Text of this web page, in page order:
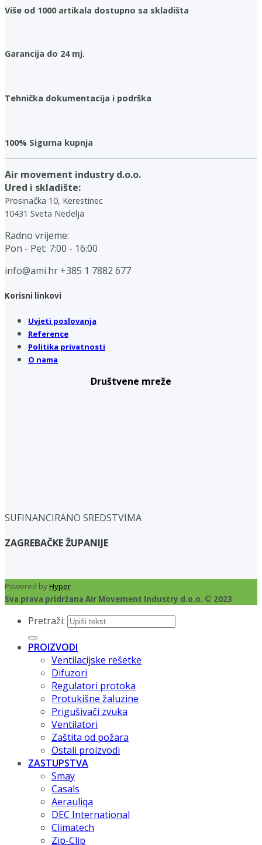
Više od 1000 artikala dostupno sa skladišta
Garancija do 24 mj.
Tehnička dokumentacija i podrška
100% Sigurna kupnja
Air movement industry d.o.o.
Ured i skladište:
Prosinačka 10, Kerestinec
10431 Sveta Nedelja
Radno vrijeme:
Pon - Pet: 7:00 - 16:00
info@ami.hr +385 1 7882 677
Korisni linkovi
Uvjeti poslovanja
Reference
Politika privatnosti
O nama
Društvene mreže
SUFINANCIRANO SREDSTVIMA
ZAGREBAČKE ŽUPANIJE
Powered byHyper
Sva prava pridržana Air Movement Industry d.o.o. © 2023
Pretraži:
PROIZVODI
Ventilacijske rešetke
Difuzori
Regulatori protoka
Protukišne žaluzine
Prigušivači zvuka
Ventilatori
Zaštita od požara
Ostali proizvodi
ZASTUPSTVA
Smay
Casals
Aerauliqa
DEC International
Climatech
Zip-Clip